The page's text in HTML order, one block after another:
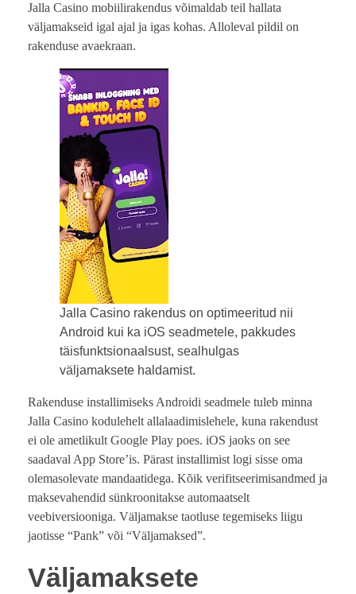
Jalla Casino mobiilirakendus võimaldab teil hallata
väljamakseid igal ajal ja igas kohas. Alloleval pildil on
rakenduse avaekraan.
Jalla Casino rakendus on optimeeritud nii
Android kui ka iOS seadmetele, pakkudes
täisfunktsionaalsust, sealhulgas
väljamaksete haldamist.
Rakenduse installimiseks Androidi seadmele tuleb minna
Jalla Casino kodulehelt allalaadimislehele, kuna rakendust
ei ole ametlikult Google Play poes. iOS jaoks on see
saadaval App Store’is. Pärast installimist logi sisse oma
olemasolevate mandaatidega. Kõik verifitseerimisandmed ja
maksevahendid sünkroonitakse automaatselt
veebiversiooniga. Väljamakse taotluse tegemiseks liigu
jaotisse “Pank” või “Väljamaksed”.
Väljamaksete